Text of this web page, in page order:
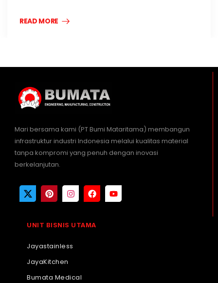
READ MORE
Mari bersama kami (PT Bumi Mataritama) membangun
infrastruktur industri Indonesia melalui kualitas material
tanpa kompromi yang penuh dengan inovasi
berkelanjutan.
UNIT BISNIS UTAMA
Jayastainless
JayaKitchen
Bumata Medical